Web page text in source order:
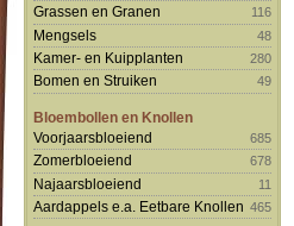
Grassen en Granen 116
Mengsels 48
Kamer- en Kuipplanten 280
Bomen en Struiken 49
Bloembollen en Knollen
Voorjaarsbloeiend
685
Zomerbloeiend 678
Najaarsbloeiend 11
Aardappels e.a. Eetbare Knollen 465